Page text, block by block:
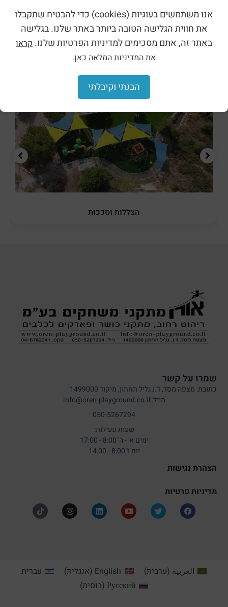
מתקן לכלבים – רמפת ריצה
מעץ ומתכת (2503A)
מתקן לכלבים – מנהרת זחילה
מפלסטיק (2505)
הצללות וסככות
שמרו על קשר
כתובת: מצפה מסד, ד.נ גליל תחתון, מיקוד 1499000
מייל: info@oren-playground.co.il
050-5267294
שעות פעילות:
ימים א' - ה' 8:00 - 17:00
יום ו' 8:00 - 14:00
הצהרת נגישות
מדיניות פרטיות
العربية (ערבית)
English
(אנגלית)
עברית
Русский
(רוסית)
אנו משתמשים בעוגיות (cookies) כדי להבטיח שתקבלו
את חווית הגלישה הטובה ביותר באתר שלנו. בגלישה
באתר זה, אתם מסכימים למדיניות הפרטיות שלנו. קראו
את המדיניות המלאה כאן.
הבנתי וקיבלתי